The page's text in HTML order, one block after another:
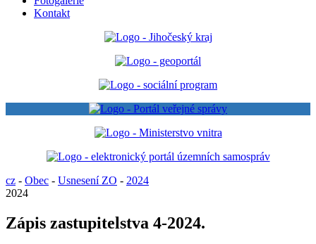
Kontakt
cz - Obec - Usnesení ZO - 2024
2024
Zápis zastupitelstva 4-2024.